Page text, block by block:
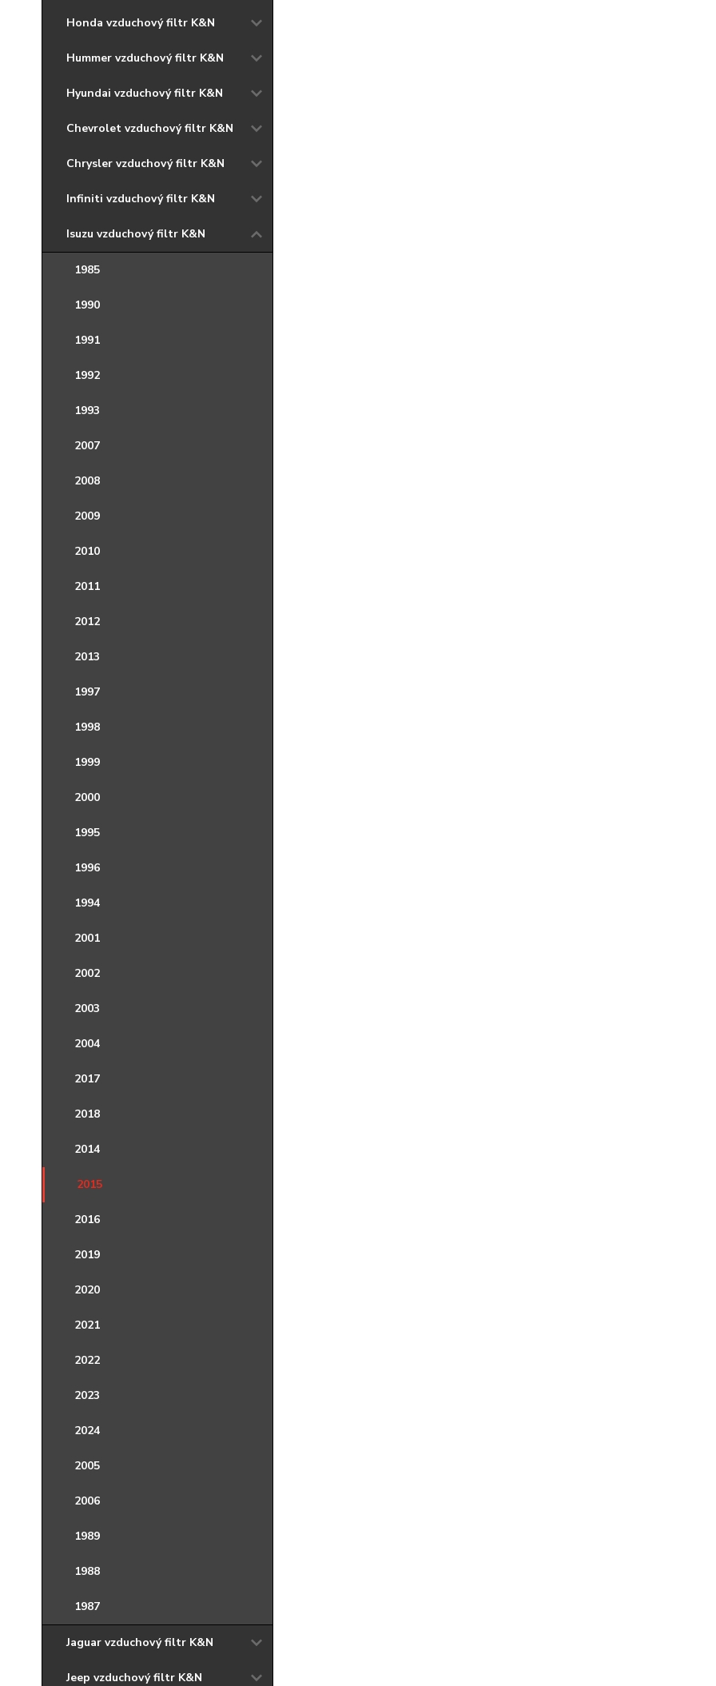
Honda vzduchový filtr K&N
Hummer vzduchový filtr K&N
Hyundai vzduchový filtr K&N
Chevrolet vzduchový filtr K&N
Chrysler vzduchový filtr K&N
Infiniti vzduchový filtr K&N
Isuzu vzduchový filtr K&N
1985
1990
1991
1992
1993
2007
2008
2009
2010
2011
2012
2013
1997
1998
1999
2000
1995
1996
1994
2001
2002
2003
2004
2017
2018
2014
2015
2016
2019
2020
2021
2022
2023
2024
2005
2006
1989
1988
1987
Jaguar vzduchový filtr K&N
Jeep vzduchový filtr K&N